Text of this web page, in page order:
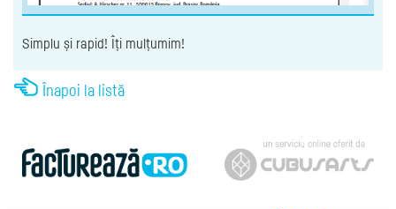
Simplu și rapid! Îți mulțumim!
Înapoi la listă